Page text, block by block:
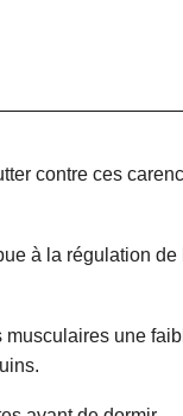
contre ces
à la régulation
une